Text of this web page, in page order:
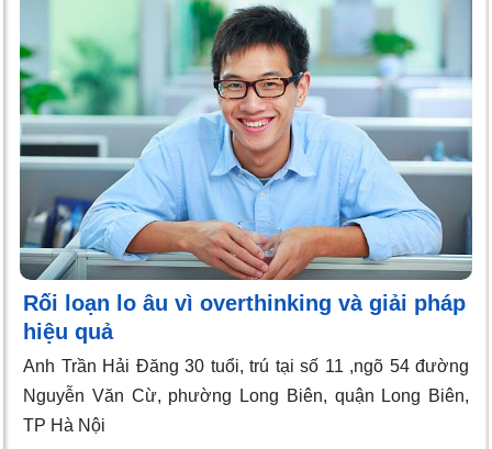
Rối loạn lo âu vì overthinking và giải pháp
hiệu quả
Anh Trần Hải Đăng 30 tuổi, trú tại số 11 ,ngõ 54 đường
Nguyễn Văn Cừ, phường Long Biên, quận Long Biên,
TP Hà Nội